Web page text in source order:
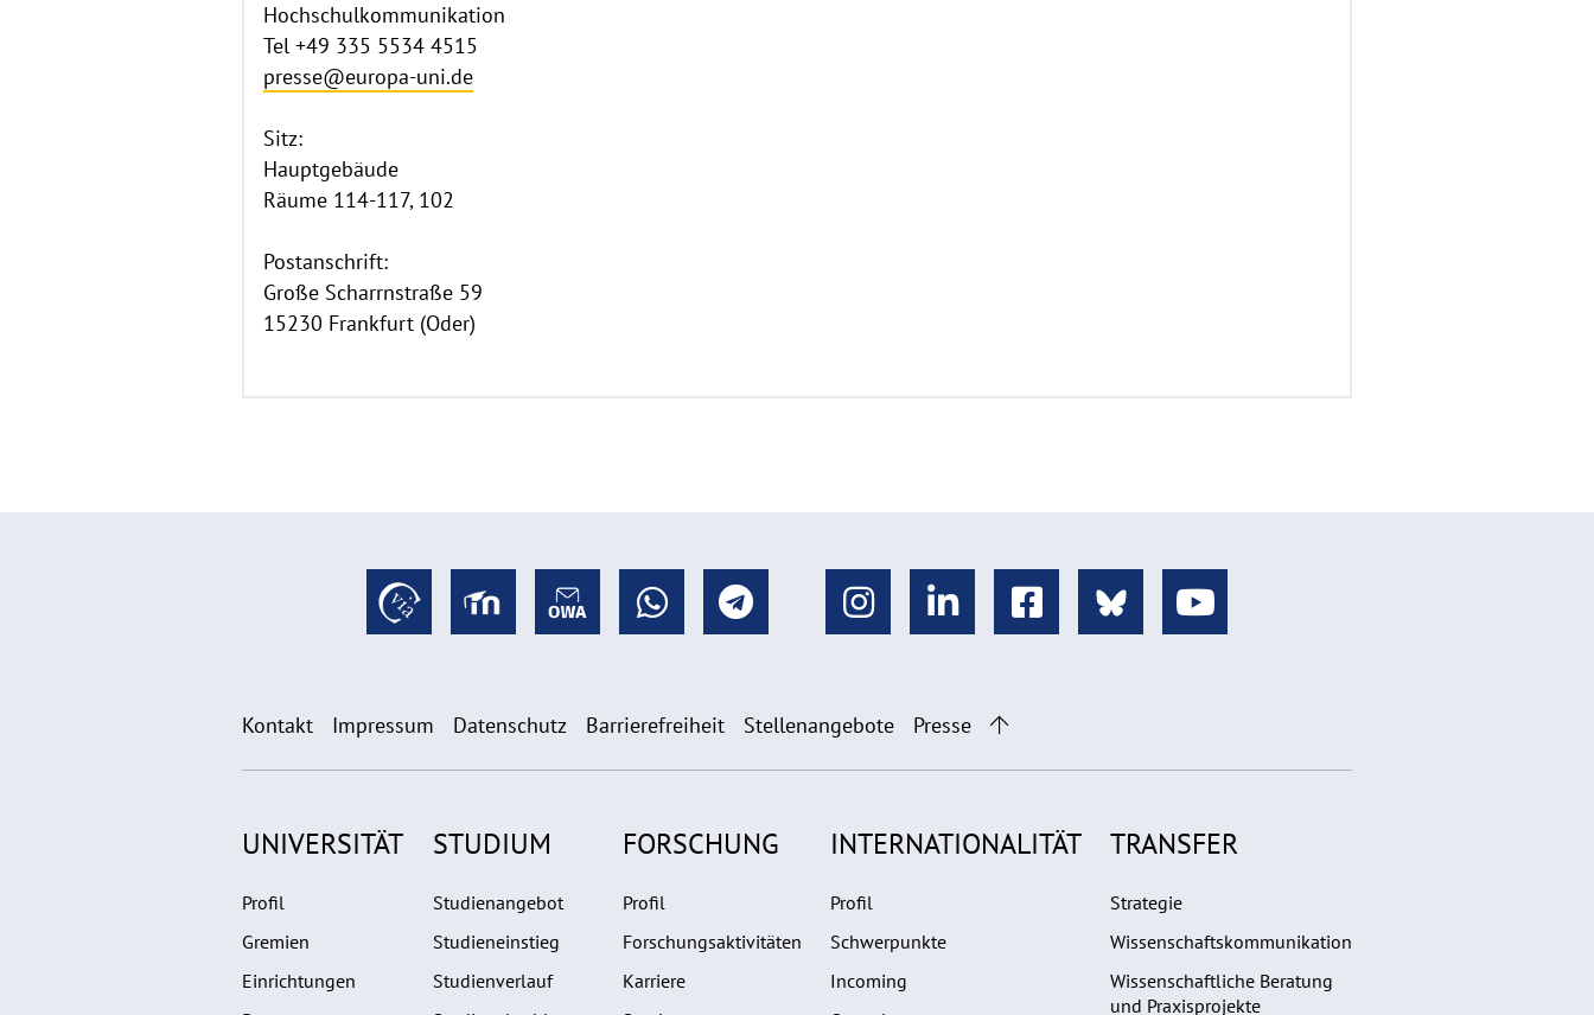
Hochschulkommunikation
Tel +49 335 5534 4515
presse@europa-uni.de
Sitz:
Hauptgebäude
Räume 114-117, 102
Postanschrift:
Große Scharrnstraße 59
15230 Frankfurt (Oder)
Kontakt Impressum Datenschutz Barrierefreiheit Stellenangebote Presse
UNIVERSITÄT
Profil
Gremien
Einrichtungen
STUDIUM
Studienangebot
Studieneinstieg
Studienverlauf
FORSCHUNG
Profil
Forschungsaktivitäten
Karriere
INTERNATIONALITÄT
Profil
Schwerpunkte
Incoming
TRANSFER
Strategie
Wissenschaftskommunikation
Wissenschaftliche Beratung
und Praxisprojekte